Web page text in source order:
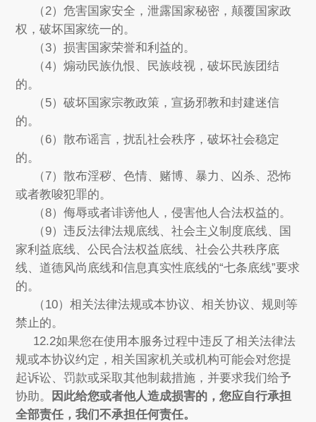
（2）危害国家安全，泄露国家秘密，颠覆国家政
权，破坏国家统一的。
（3）损害国家荣誉和利益的。
（4）煽动民族仇恨、民族歧视，破坏民族团结
的。
（5）破坏国家宗教政策，宣扬邪教和封建迷信
的。
（6）散布谣言，扰乱社会秩序，破坏社会稳定
的。
（7）散布淫秽、色情、赌博、暴力、凶杀、恐怖
或者教唆犯罪的。
（8）侮辱或者诽谤他人，侵害他人合法权益的。
（9）违反法律法规底线、社会主义制度底线、国
家利益底线、公民合法权益底线、社会公共秩序底
线、道德风尚底线和信息真实性底线的“七条底线”要求
的。
（10）相关法律法规或本协议、相关协议、规则等
禁止的。
12.2如果您在使用本服务过程中违反了相关法律法
规或本协议约定，相关国家机关或机构可能会对您提
起诉讼、罚款或采取其他制裁措施，并要求我们给予
协助。
因此给您或者他人造成损害的，您应自行承担
全部责任，我们不承担任何责任。